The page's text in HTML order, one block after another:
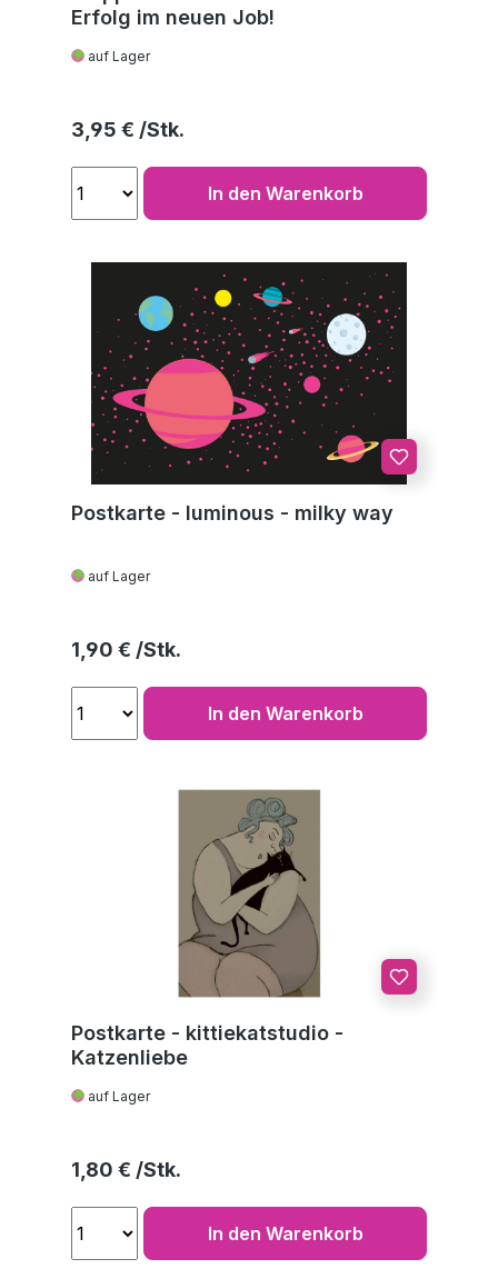
Erfolg im neuen Job!
auf Lager
Regulärer Preis:
3,95 €
In den Warenkorb
Postkarte - luminous - milky way
auf Lager
Regulärer Preis:
1,90 €
In den Warenkorb
Postkarte - kittiekatstudio -
Katzenliebe
auf Lager
Regulärer Preis:
1,80 €
In den Warenkorb